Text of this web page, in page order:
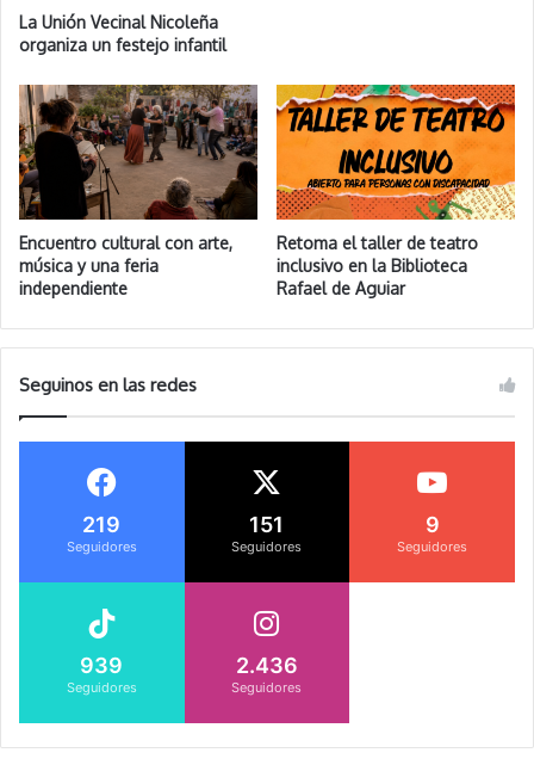
La Unión Vecinal Nicoleña
organiza un festejo infantil
Encuentro cultural con arte,
música y una feria
independiente
Retoma el taller de teatro
inclusivo en la Biblioteca
Rafael de Aguiar
Seguinos en las redes
219
Seguidores
151
Seguidores
9
Seguidores
939
Seguidores
2.436
Seguidores